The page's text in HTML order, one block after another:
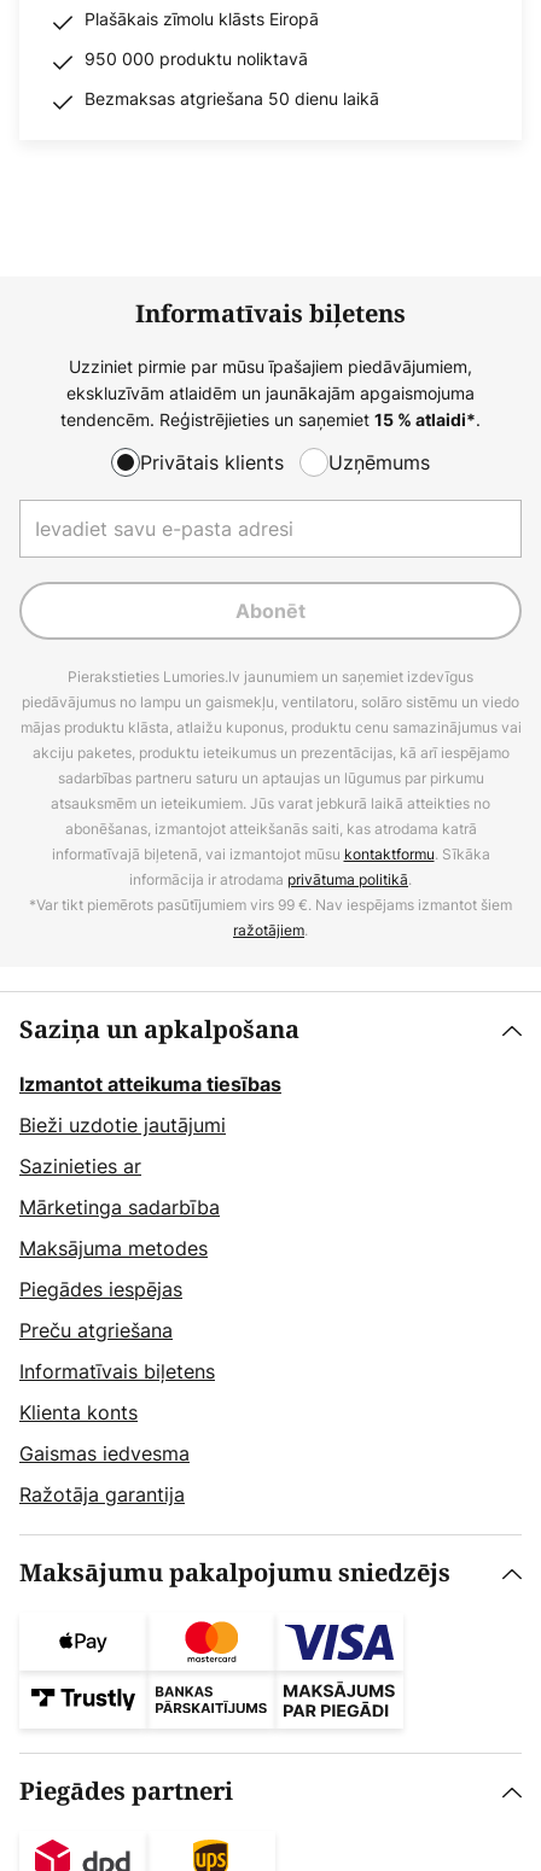
Plašākais zīmolu klāsts Eiropā
950 000 produktu noliktavā
Bezmaksas atgriešana 50 dienu laikā
Informatīvais biļetens
Uzziniet pirmie par mūsu īpašajiem piedāvājumiem,
ekskluzīvām atlaidēm un jaunākajām apgaismojuma
tendencēm. Reģistrējieties un saņemiet 15 % atlaidi*.
Privātais klients Uzņēmums
Abonēt
Pierakstieties Lumories.lv jaunumiem un saņemiet izdevīgus
piedāvājumus no lampu un gaismekļu, ventilatoru, solāro sistēmu un viedo
mājas produktu klāsta, atlaižu kuponus, produktu cenu samazinājumus vai
akciju paketes, produktu ieteikumus un prezentācijas, kā arī iespējamo
sadarbības partneru saturu un aptaujas un lūgumus par pirkumu
atsauksmēm un ieteikumiem. Jūs varat jebkurā laikā atteikties no
abonēšanas, izmantojot atteikšanās saiti, kas atrodama katrā
informatīvajā biļetenā, vai izmantojot mūsu kontaktformu. Sīkāka
informācija ir atrodama privātuma politikā.
*Var tikt piemērots pasūtījumiem virs 99 €. Nav iespējams izmantot šiem
ražotājiem.
Saziņa un apkalpošana
Izmantot atteikuma tiesības
Bieži uzdotie jautājumi
Sazinieties ar
Mārketinga sadarbība
Maksājuma metodes
Piegādes iespējas
Preču atgriešana
Informatīvais biļetens
Klienta konts
Gaismas iedvesma
Ražotāja garantija
Maksājumu pakalpojumu sniedzējs
Piegādes partneri